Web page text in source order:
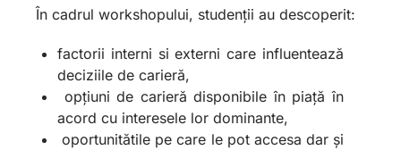
În cadrul workshopului, studenții au descoperit:
factorii interni si externi care influentează
deciziile de carieră,
opțiuni de carieră disponibile în piață în
acord cu interesele lor dominante,
oportunitătile pe care le pot accesa dar și